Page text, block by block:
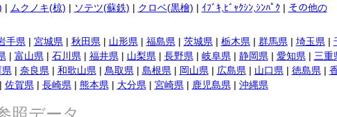
| ムクノキ(椋) | ソテツ(蘇鉄) | クロベ(黒檜) | ｲﾌﾞｷ,ﾋﾞｬｸｼﾝ,ｼﾝﾊﾟｸ | その他の
手県| 宮城県| 秋田県| 山形県| 福島県| 茨城県| 栃木県| 群馬県| 埼玉県|
| 富山県| 石川県| 福井県| 山梨県| 長野県| 岐阜県| 静岡県| 愛知県| 三重
県| 奈良県| 和歌山県| 鳥取県| 島根県| 岡山県| 広島県| 山口県| 徳島県|
佐賀県| 長崎県| 熊本県| 大分県| 宮崎県| 鹿児島県| 沖縄県